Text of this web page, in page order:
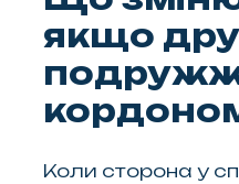
якщо
Коли сторона у